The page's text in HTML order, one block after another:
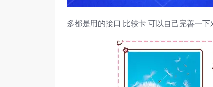
多都是用的接口 比较卡 可以自己完善一